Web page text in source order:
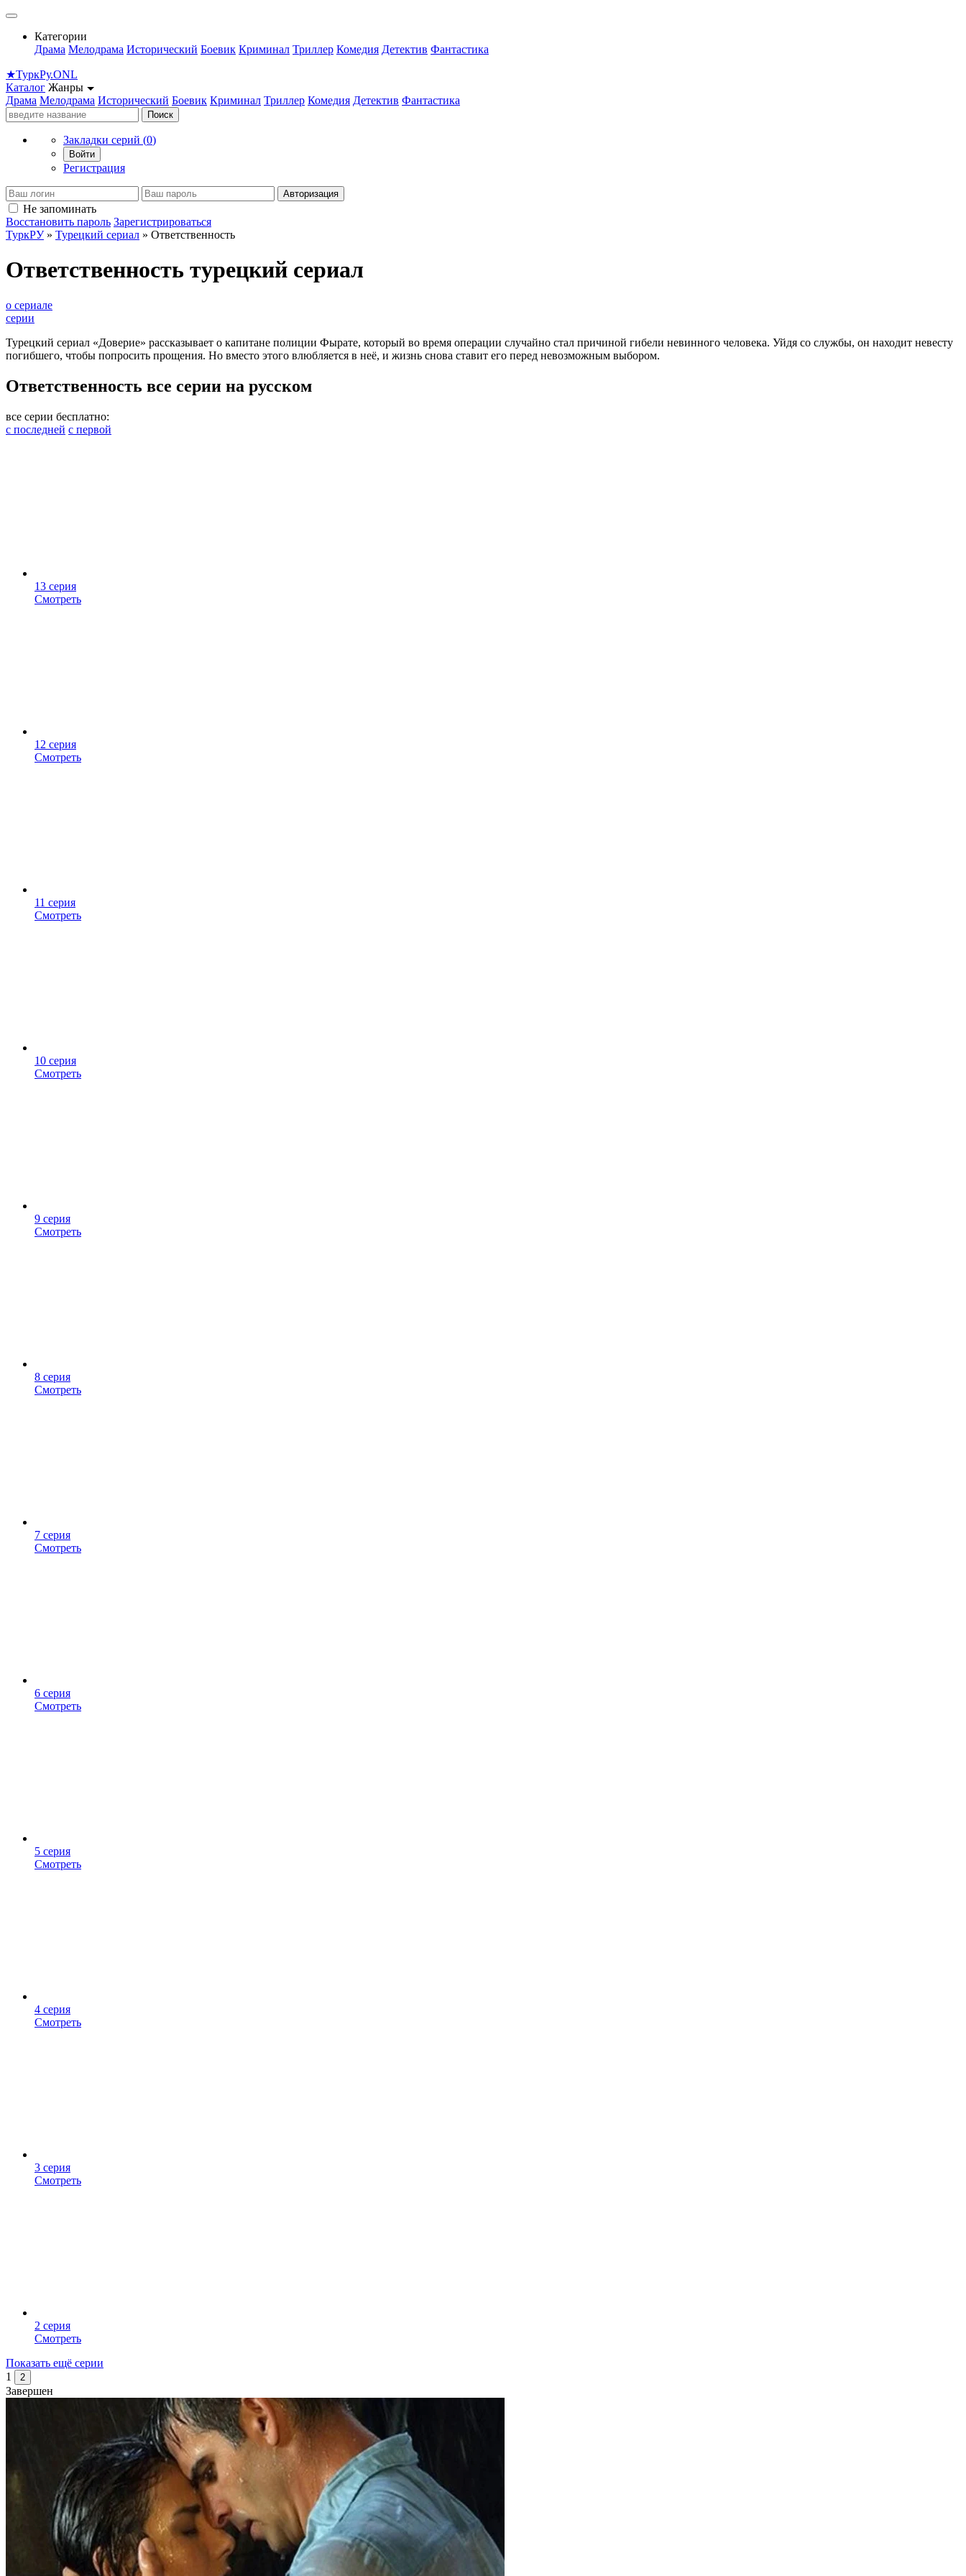
Категории
Драма Мелодрама Исторический Боевик Криминал Триллер Комедия Детектив Фантастика
★ТуркРу.ONL
Каталог Жанры
Драма Мелодрама Исторический Боевик Криминал Триллер Комедия Детектив Фантастика
Поиск
Закладки серий (0)
Войти
Регистрация
Авторизация
Не запоминать
Восстановить пароль Зарегистрироваться
ТуркРУ» Турецкий сериал » Ответственность
Ответственность турецкий сериал
о сериале
серии
Турецкий сериал «Доверие» рассказывает о капитане полиции Фырате, который во время операции случайно стал причиной гибели невинного человека. Уйдя со службы, он находит невесту
погибшего, чтобы попросить прощения. Но вместо этого влюбляется в неё, и жизнь снова ставит его перед невозможным выбором.
Ответственность все серии на русском
все серии бесплатно:
с последней с первой
13 серия
Смотреть
12 серия
Смотреть
11 серия
Смотреть
10 серия
Смотреть
9 серия
Смотреть
8 серия
Смотреть
7 серия
Смотреть
6 серия
Смотреть
5 серия
Смотреть
4 серия
Смотреть
3 серия
Смотреть
2 серия
Смотреть
Показать ещё серии
1
2
Завершен